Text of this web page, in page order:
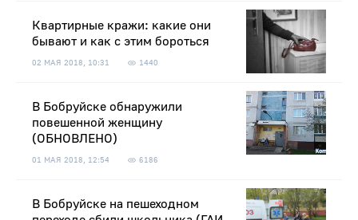
Квартирные кражи: какие они
бывают и как с этим бороться
02 МАЯ 2018, 10:31 1440
В Бобруйске обнаружили
повешенной женщину
(ОБНОВЛЕНО)
01 МАЯ 2018, 12:54 6186
В Бобруйске на пешеходном